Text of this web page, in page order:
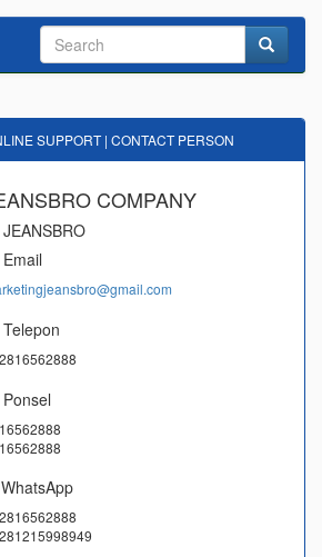
SUPPORT | CONTACT PERSON
COMPANY
JEANSBRO
Email
Telepon
Ponsel
WhatsApp